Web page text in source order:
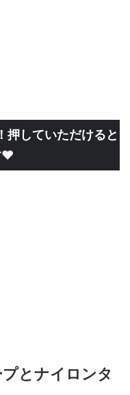
押していただけると
❤
とナイロンタ